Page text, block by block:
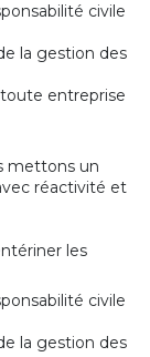
civile
la gestion des
entreprise
mettons un
réactivité et
les
civile
la gestion des